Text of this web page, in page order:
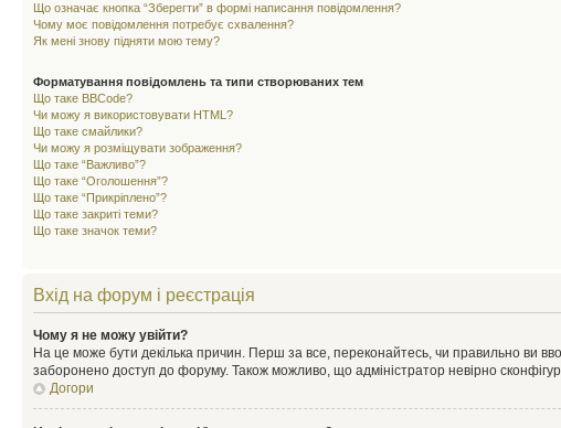
Що означає кнопка “Зберегти” в формі написання повідомлення?
Чому моє повідомлення потребує схвалення?
Як мені знову підняти мою тему?
Форматування повідомлень та типи створюваних тем
Що таке BBCode?
Чи можу я використовувати HTML?
Що таке смайлики?
Чи можу я розміщувати зображення?
Що таке “Важливо”?
Що таке “Оголошення”?
Що таке “Прикріплено”?
Що таке закриті теми?
Що таке значок теми?
Вхід на форум і реєстрація
Чому я не можу увійти?
На це може бути декілька причин. Перш за все, переконайтесь, чи правильно ви
заборонено доступ до форуму. Також можливо, що адміністратор невірно
Догори